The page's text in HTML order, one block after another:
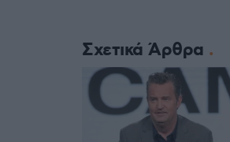
Σχετικά Άρθρα